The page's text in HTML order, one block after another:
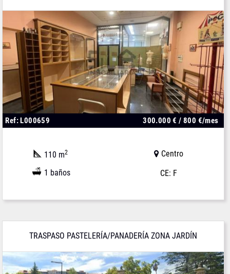
Ref: L000659 300.000 € / 800 €/mes
110 m2
1 baños
Centro
CE: F
TRASPASO PASTELERÍA/PANADERÍA ZONA JARDÍN